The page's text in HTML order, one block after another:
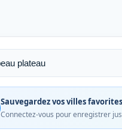
Sauvegardez vos villes favorites
Connectez-vous pour enregistrer